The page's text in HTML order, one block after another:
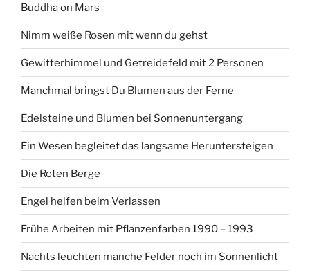
Buddha on Mars
Nimm weiße Rosen mit wenn du gehst
Gewitterhimmel und Getreidefeld mit 2 Personen
Manchmal bringst Du Blumen aus der Ferne
Edelsteine und Blumen bei Sonnenuntergang
Ein Wesen begleitet das langsame Heruntersteigen
Die Roten Berge
Engel helfen beim Verlassen
Frühe Arbeiten mit Pflanzenfarben 1990 – 1993
Nachts leuchten manche Felder noch im Sonnenlicht